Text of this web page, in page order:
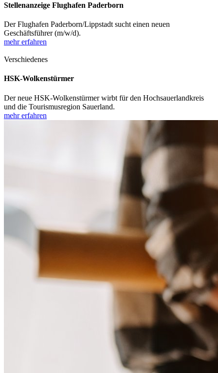
Stellenanzeige Flughafen Paderborn
Der Flughafen Paderborn/Lippstadt sucht einen neuen
Geschäftsführer (m/w/d).
mehr erfahren
Verschiedenes
HSK-Wolkenstürmer
Der neue HSK-Wolkenstürmer wirbt für den Hochsauerlandkreis
und die Tourismusregion Sauerland.
mehr erfahren